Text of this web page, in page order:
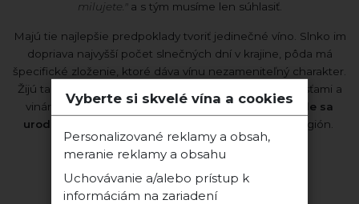
milujete." a s tým musíme len súhlasiť.
Majú tie najlepšie predpoklady tvoriť jedinečné víno. Slnko im
dopriava najvyšší počet slnečných dní v krajine, pôda má
špecifické zloženie, ktoré dáva vínu nezameniteľný charakter.
Žijú tam pracovití a usilovní ľudia s bohatými skúsenosťami a
vinárskou tradíciou.Vyrábaju víno z hrozna tam, kde sa
urodilo
a tak sa snažia podporovať ich strekovský región.
Ďalšie vína tejto odrody
Vyberte si skvelé vína a cookies
Personalizované reklamy a obsah,
meranie reklamy a obsahu
Uchovávanie a/alebo prístup k
informáciám na zariadení